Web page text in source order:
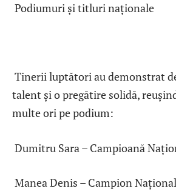
Podiumuri și titluri naționale
Tinerii luptători au demonstrat
talent și o pregătire solidă,
multe ori pe podium:
Dumitru Sara – Campioană
Manea Denis – Campion